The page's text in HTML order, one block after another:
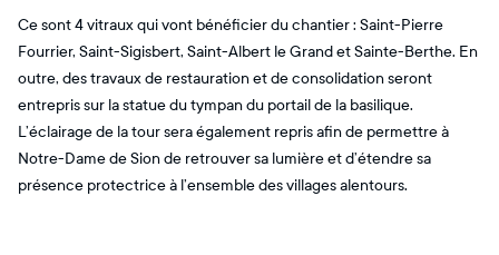
Ce sont 4 vitraux qui vont bénéficier du chantier : Saint-Pierre
Fourrier, Saint-Sigisbert, Saint-Albert le Grand et Sainte-Berthe. En
outre, des travaux de restauration et de consolidation seront
entrepris sur la statue du tympan du portail de la basilique.
L’éclairage de la tour sera également repris afin de permettre à
Notre-Dame de Sion de retrouver sa lumière et d’étendre sa
présence protectrice à l’ensemble des villages alentours.